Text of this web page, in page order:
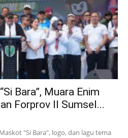
Bara”, Muara Enim
Forprov II Sumsel...
"Si Bara", logo, dan lagu tema